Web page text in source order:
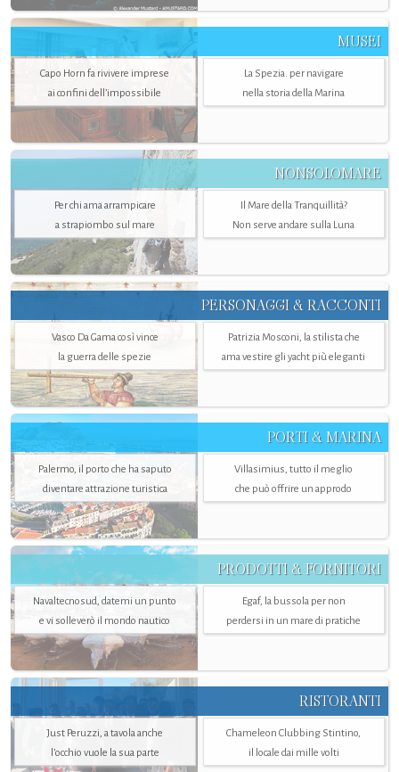
MUSEI
Capo Horn fa rivivere imprese
ai confini dell’impossibile
La Spezia. per navigare
nella storia della Marina
NONSOLOMARE
Per chi ama arrampicare
a strapiombo sul mare
Il Mare della Tranquillità?
Non serve andare sulla Luna
PERSONAGGI & RACCONTI
Vasco Da Gama così vince
la guerra delle spezie
Patrizia Mosconi, la stilista che
ama vestire gli yacht più eleganti
PORTI & MARINA
Palermo, il porto che ha saputo
diventare attrazione turistica
Villasimius, tutto il meglio
che può offrire un approdo
PRODOTTI & FORNITORI
Navaltecnosud, datemi un punto
e vi solleverò il mondo nautico
Egaf, la bussola per non
perdersi in un mare di pratiche
RISTORANTI
Just Peruzzi, a tavola anche
l’occhio vuole la sua parte
Chameleon Clubbing Stintino,
il locale dai mille volti